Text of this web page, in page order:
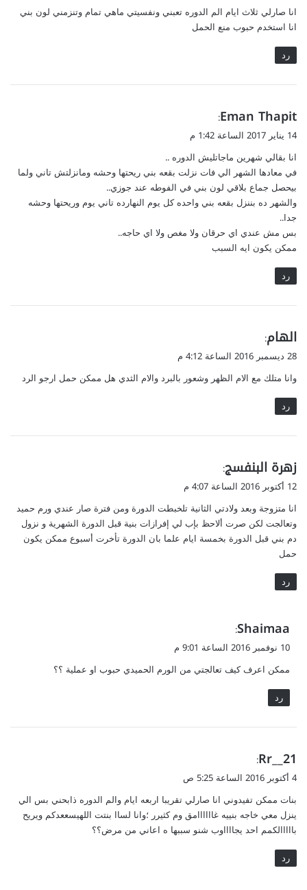
ل
انا صارلي ثلاث ايام الم الدوره تعبني ونفسيتي ماهي تمام وتنزمني لون بني
انا استخدم حبوب منع الحمل
رد
ي
ق
ل
Eman Thapit
:
14 يناير 2017 الساعة 1:42 م
انا بقالي شهرين ماجاتليش الدوره ..
في معادها الشهر الي فات نزلت بقعه بني ريحتها وحشه ومانزلتش تاني ولما
بيحصل جماع بلاقي لون بني في الفوطه عند جوزي..
والشهر ده بننزل بقعه بني واحده كل يوم النهارده تاني يوم وريحتها وحشه
جدا..
بس مش عندي اي حرقان ولا مغص ولا اي حاجه..
ممكن يكون ايه السبب
رد
ي
ق
ل
الهام:
28 ديسمبر 2016 الساعة 4:12 م
وانا متلك مع الام الظهر وشعور بالبرد والام الثدي هل ممكن حمل ارجو الرد
رد
ي
ق
ل
زهرة البنفسج:
12 أكتوبر 2016 الساعة 4:07 م
انا متزوجة وبعد ولادتي الثانية تلخبطت الدورة ومن فترة صار عندي ورم حميد
وتعالجت لكن صرت ألاحظ بإب لي إفرازات بنية قبل الدورة الشهرية و نزول
دم بني قبل الدورة بخمسة ايام علما بان الدورة تأخرت أسبوع ممكن يكون
حمل
رد
ي
ق
ل
Shaimaa
:
10 نوفمبر 2016 الساعة 9:01 م
ممكن اعرف كيف تعالجتي من الورم الحميدي حبوب او عملية ؟؟
رد
ي
ق
ل
Rr__21
:
4 أكتوبر 2016 الساعة 5:25 ص
بنات ممكن تفيدوني انا صارلي تقريبا اربعه ايام والم الدوره ذابحني بس الي
ينزل معي خاجه بنييه غاااااامق وم كثيرر ؛وانا لساا بنتت اللهيسععدكم ويريح
بااااالكمم احد يجااااوب شنو سببها ه اعاني من مرض؟؟
رد